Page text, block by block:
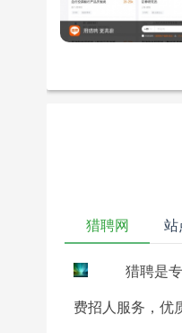
猎聘网 站
猎聘是
费招人服务，优